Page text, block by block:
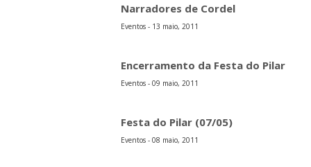
Narradores de Cordel
Eventos - 13 maio, 2011
Encerramento da Festa do Pilar
Eventos - 09 maio, 2011
Festa do Pilar (07/05)
Eventos - 08 maio, 2011